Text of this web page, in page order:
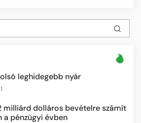
leghidegebb nyár
1
milliárd dolláros bevételre számít
a pénzügyi évben